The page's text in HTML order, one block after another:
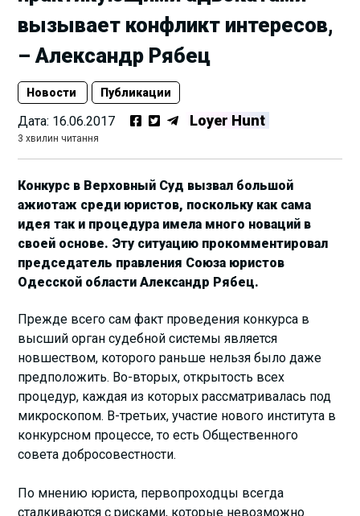
вызывает конфликт интересов,
– Александр Рябец
Новости Публикации
Дата: 16.06.2017 Loyer Hunt
3 хвилин читання
Конкурс в Верховный Суд вызвал большой
ажиотаж среди юристов, поскольку как сама
идея так и процедура имела много новаций в
своей основе. Эту ситуацию прокомментировал
председатель правления Союза юристов
Одесской области Александр Рябец.
Прежде всего сам факт проведения конкурса в
высший орган судебной системы является
новшеством, которого раньше нельзя было даже
предположить. Во-вторых, открытость всех
процедур, каждая из которых рассматривалась под
микроскопом. В-третьих, участие нового института в
конкурсном процессе, то есть Общественного
совета добросовестности.
По мнению юриста, первопроходцы всегда
сталкиваются с рисками, которые невозможно